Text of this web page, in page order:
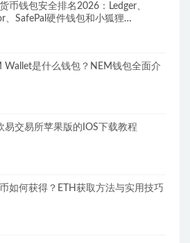
币钱包安全排名2026：Ledger、
、SafePal硬件钱包和小狐狸
Wallet是什么钱包？NEM钱包全面介
易交易所苹果版的IOS下载教程
如何获得？ETH获取方法与实用技巧